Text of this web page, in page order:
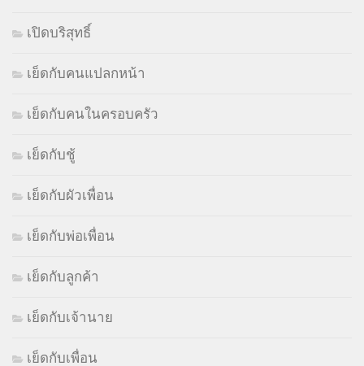
เปิดบริสุทธิ์
เย็ดกับคนแปลกหน้า
เย็ดกับคนในครอบครัว
เย็ดกับชู้
เย็ดกับผัวเพื่อน
เย็ดกับพ่อเพื่อน
เย็ดกับลูกค้า
เย็ดกับเจ้านาย
เย็ดกับเพื่อน